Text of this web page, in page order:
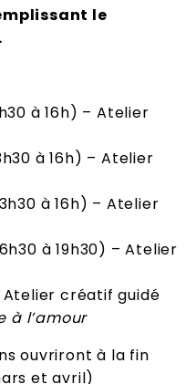
le
à 16h) – Atelier
à 16h) – Atelier
à 16h) – Atelier
à 19h30) – Atelier
créatif guidé
à l’amour
ouvriront à la fin
et avril)